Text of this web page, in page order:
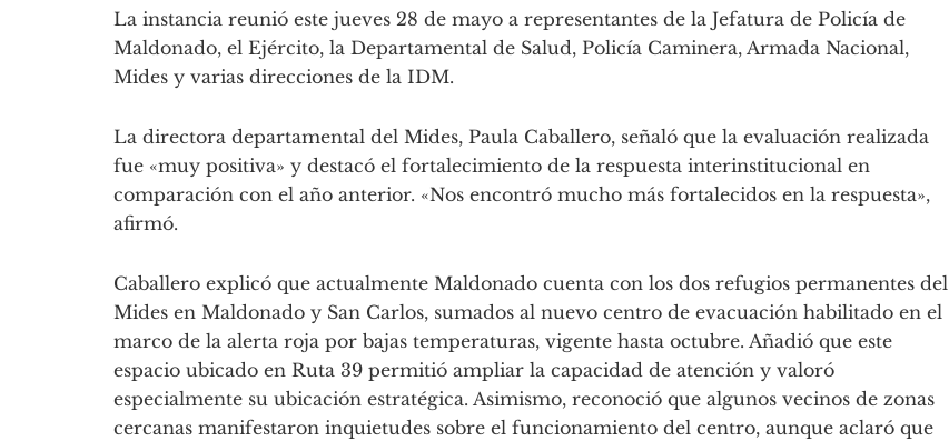
La instancia reunió este jueves 28 de mayo a representantes de la Jefatura de Policía de
Maldonado, el Ejército, la Departamental de Salud, Policía Caminera, Armada Nacional,
Mides y varias direcciones de la IDM.
La directora departamental del Mides, Paula Caballero, señaló que la evaluación realizada
fue «muy positiva» y destacó el fortalecimiento de la respuesta interinstitucional en
comparación con el año anterior. «Nos encontró mucho más fortalecidos en la respuesta»,
afirmó.
Caballero explicó que actualmente Maldonado cuenta con los dos refugios permanentes del
Mides en Maldonado y San Carlos, sumados al nuevo centro de evacuación habilitado en el
marco de la alerta roja por bajas temperaturas, vigente hasta octubre. Añadió que este
espacio ubicado en Ruta 39 permitió ampliar la capacidad de atención y valoró
especialmente su ubicación estratégica. Asimismo, reconoció que algunos vecinos de zonas
cercanas manifestaron inquietudes sobre el funcionamiento del centro, aunque aclaró que